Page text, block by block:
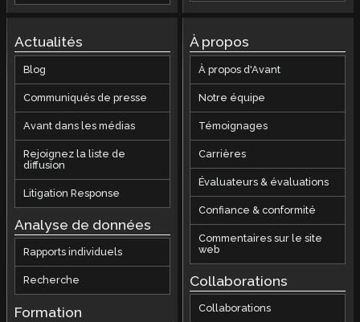
Actualités
Blog
Communiqués de presse
Avant dans les médias
Rejoignez la liste de
diffusion
Litigation Response
Analyse de données
Rapports individuels
Recherche
Formation
À propos
À propos d'Avant
Notre équipe
Témoignages
Carrières
Évaluateurs & évaluations
Confiance & conformité
Commentaires sur le site
web
Collaborations
Collaborations